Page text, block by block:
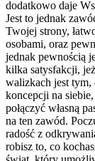
dodatkowo daje
Jest to jednak
Twojej strony,
osobami, oraz
jednak pewnością
kilka satysfakcji,
walizkach jest tym,
koncepcji na
połączyć własną
na ten zawód.
radość z
robisz to, co